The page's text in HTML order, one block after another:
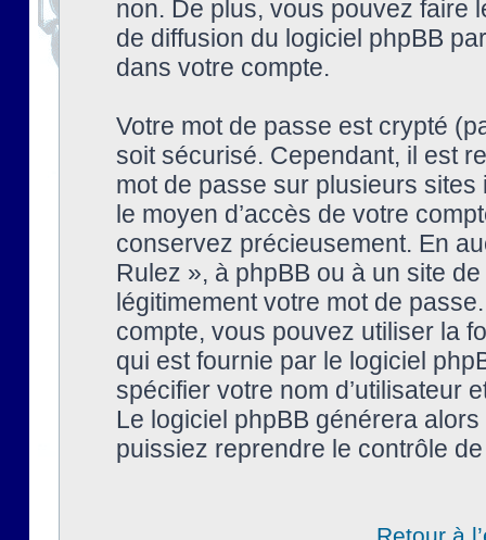
non. De plus, vous pouvez faire
de diffusion du logiciel phpBB
dans votre compte.
Votre mot de passe est crypté
soit sécurisé. Cependant, il est
mot de passe sur plusieurs
le moyen d’accès de votre
conservez précieusement. En
Rulez », à phpBB ou à un site
légitimement votre mot de
compte, vous pouvez utiliser la
qui est fournie par le logiciel
spécifier votre nom d’utilisateur
Le logiciel phpBB générera
puissiez reprendre le contrôle